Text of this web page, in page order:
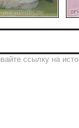
ссылку на